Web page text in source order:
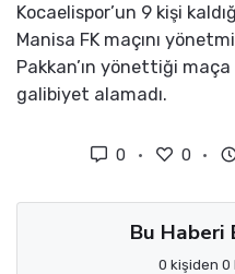
Kocaelispor’un 9 kişi
Manisa FK maçını
Pakkan’ın yönettiği
galibiyet alamadı.
0 0
Bu Haberi
0 kişiden 0